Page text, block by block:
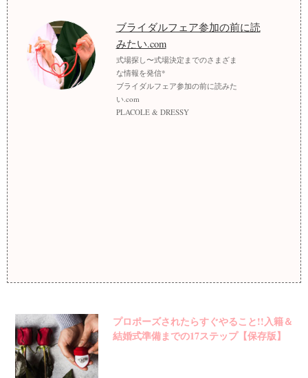
ブライダルフェア参加の前に読
みたい.com
式場探し〜式場決定までのさまざま
な情報を発信*
ブライダルフェア参加の前に読みた
い.com
PLACOLE & DRESSY
プロポーズされたらすぐやること!!入籍＆
結婚式準備までの17ステップ【保存版】